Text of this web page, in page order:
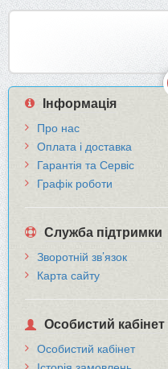
Інформація
Про нас
Оплата і доставка
Гарантія та Сервіс
Графік роботи
Служба підтримки
Зворотній зв’язок
Карта сайту
Особистий кабінет
Особистий кабінет